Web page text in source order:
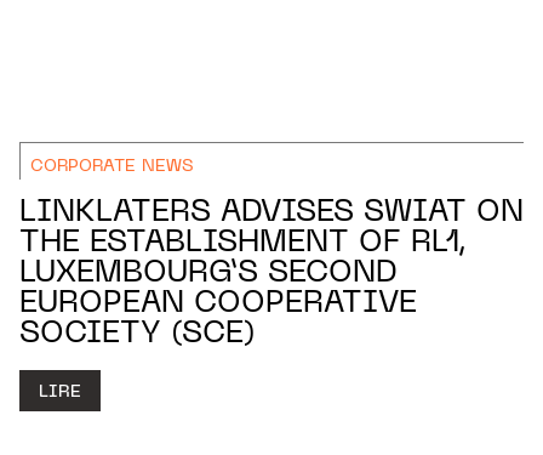
CORPORATE NEWS
LINKLATERS ADVISES SWIAT ON
THE ESTABLISHMENT OF RL1,
LUXEMBOURG’S SECOND
EUROPEAN COOPERATIVE
SOCIETY (SCE)
LIRE